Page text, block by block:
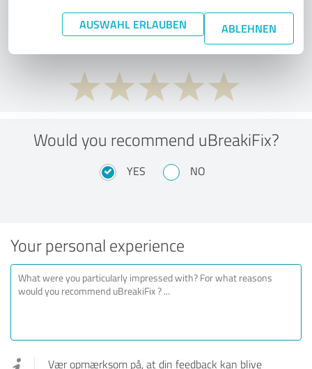
AUSWAHL ERLAUBEN ABLEHNEN
What do you think of the price to
performance ratio?
Would you recommend uBreakiFix?
YES NO
Your personal experience
Vær opmærksom på, at din feedback kan blive